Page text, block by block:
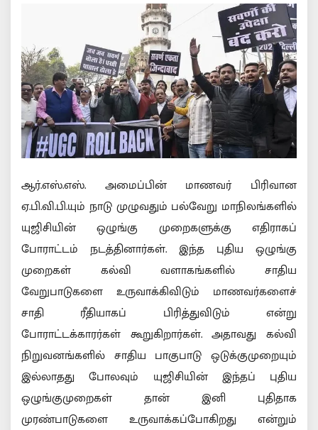
ஆர்.எஸ்.எஸ். அமைப்பின் மாணவர் பிரிவான
ஏ.பி.வி.பி.யும் நாடு முழுவதும் பல்வேறு மாநிலங்களில்
யுஜிசியின் ஒழுங்கு முறைகளுக்கு எதிராகப்
போராட்டம் நடத்தினார்கள். இந்த புதிய ஒழுங்கு
முறைகள் கல்வி வளாகங்களில் சாதிய
வேறுபாடுகளை உருவாக்கிவிடும் மாணவர்களைச்
சாதி ரீதியாகப் பிரித்துவிடும் என்று
போராட்டக்காரர்கள் கூறுகிறார்கள். அதாவது கல்வி
நிறுவனங்களில் சாதிய பாகுபாடு ஒடுக்குமுறையும்
இல்லாதது போலவும் யுஜிசியின் இந்தப் புதிய
ஒழுங்குமுறைகள் தான் இனி புதிதாக
முரண்பாடுகளை உருவாக்கப்போகிறது என்றும்